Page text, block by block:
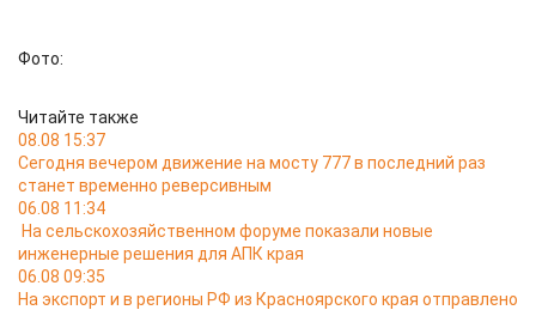
Фото:
Читайте также
08.08 15:37
Сегодня вечером движение на мосту 777 в последний раз
станет временно реверсивным
06.08 11:34
На сельскохозяйственном форуме показали новые
инженерные решения для АПК края
06.08 09:35
На экспорт и в регионы РФ из Красноярского края отправлено